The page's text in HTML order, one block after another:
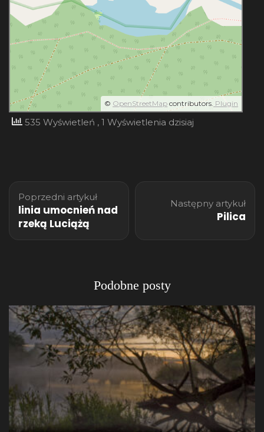
© OpenStreetMap contributors. Plugin
535 Wyświetleń , 1 Wyświetlenia dzisiaj
wpisu
Poprzedni artykuł
linia umocnień nad
rzeką Luciążą
Następny artykuł
Pilica
Podobne posty